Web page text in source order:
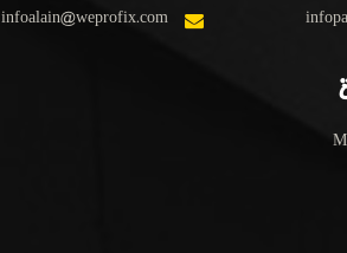
infoalain@weprofix.com